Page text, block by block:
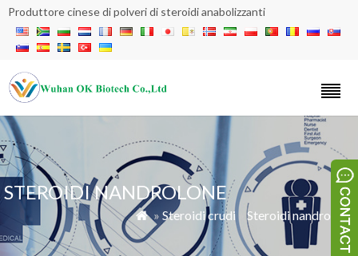
Produttore cinese di polveri di steroidi anabolizzanti
STEROIDI NANDROLONE
 » Steroidi crudi »Steroidi nandrolone